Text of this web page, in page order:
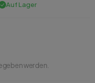
Auf Lager
werden.